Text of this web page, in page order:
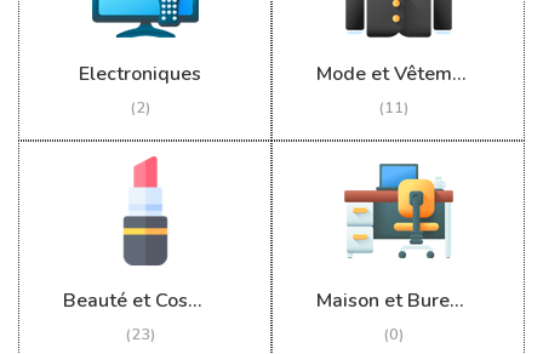
Electroniques
(2)
Mode et Vêtements
(11)
Beauté et Cosmétiques
(23)
Maison et Bureau
(0)